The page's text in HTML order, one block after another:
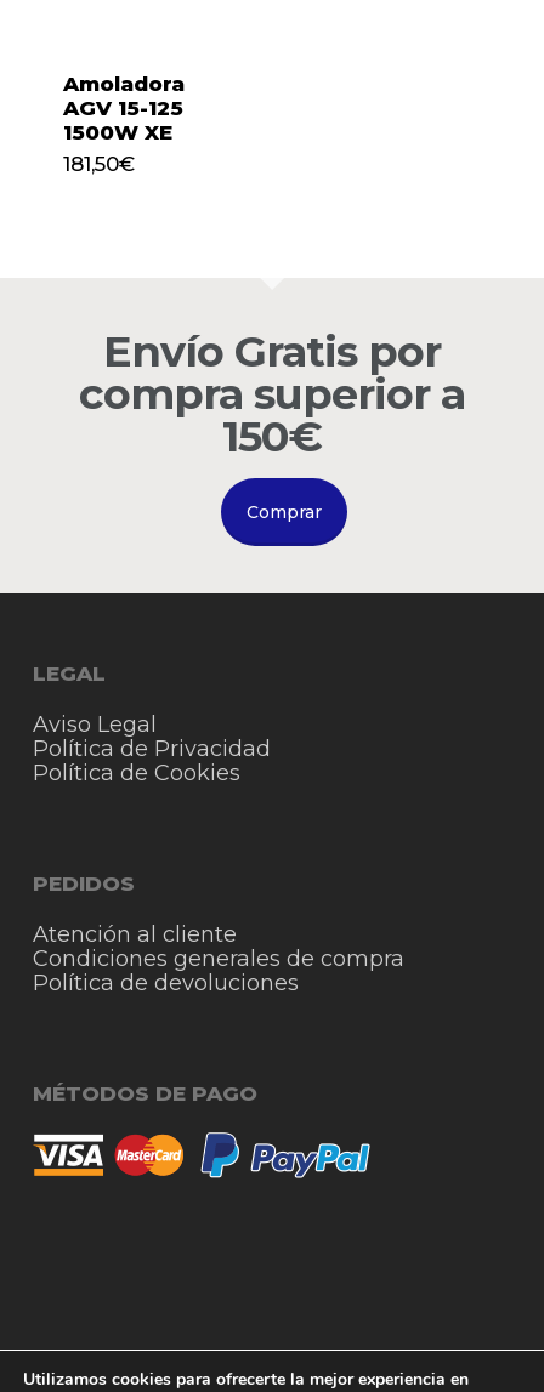
Go to shop
Subtotal: 0,00
Amoladora
AGV 15-125
1500W XE
181,50€
181,50
Envío Gratis por
compra superior a
150€
Comprar
LEGAL
Aviso Legal
Política de Privacidad
Política de Cookies
PEDIDOS
Atención al cliente
Condiciones generales de compra
Política de devoluciones
MÉTODOS DE PAGO
© 2026 RigmoSur. Proyecto realizado por Grado
Creativo Agencia de Publicidad
Utilizamos cookies para ofrecerte la mejor experiencia en